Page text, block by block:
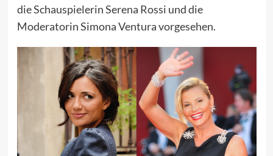
die Schauspielerin Serena Rossi und die
Moderatorin Simona Ventura vorgesehen.